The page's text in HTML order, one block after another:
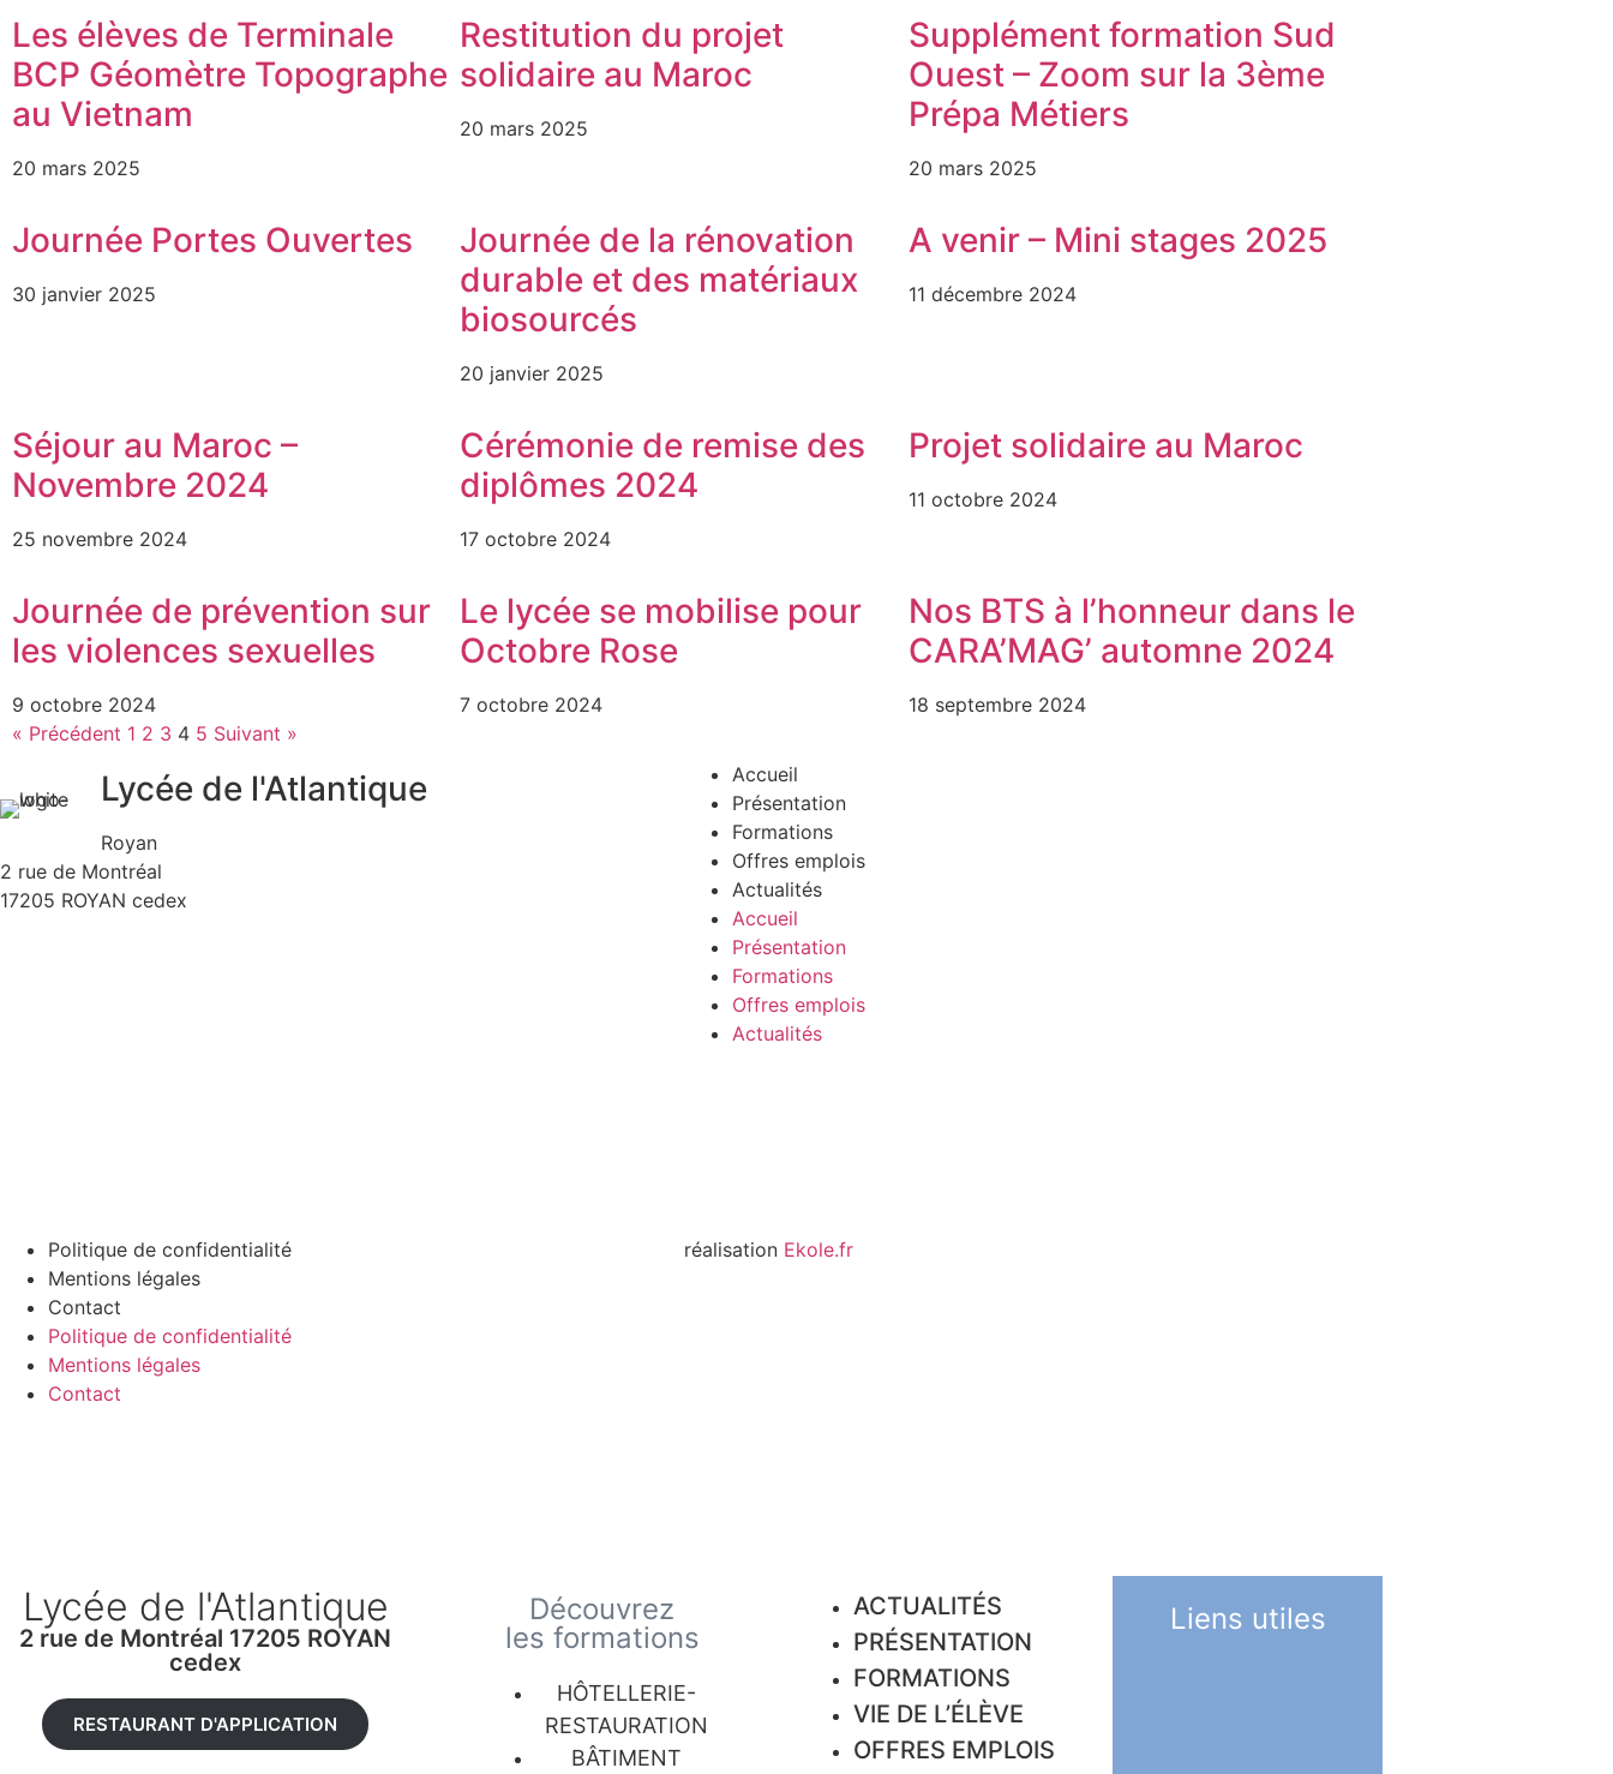
Les élèves de Terminale
BCP Géomètre Topographe
au Vietnam
20 mars 2025
Restitution du projet
solidaire au Maroc
20 mars 2025
Supplément formation Sud
Ouest – Zoom sur la 3ème
Prépa Métiers
20 mars 2025
Journée Portes Ouvertes
30 janvier 2025
Journée de la rénovation
durable et des matériaux
biosourcés
20 janvier 2025
A venir – Mini stages 2025
11 décembre 2024
Séjour au Maroc –
Novembre 2024
25 novembre 2024
Cérémonie de remise des
diplômes 2024
17 octobre 2024
Projet solidaire au Maroc
11 octobre 2024
Journée de prévention sur
les violences sexuelles
9 octobre 2024
Le lycée se mobilise pour
Octobre Rose
7 octobre 2024
Nos BTS à l’honneur dans le
CARA’MAG’ automne 2024
18 septembre 2024
« Précédent 1 2 3 4 5 Suivant »
Lycée de l'Atlantique
Royan
2 rue de Montréal
17205 ROYAN cedex
Accueil
Présentation
Formations
Offres emplois
Actualités
Accueil
Présentation
Formations
Offres emplois
Actualités
Politique de confidentialité
Mentions légales
Contact
Politique de confidentialité
Mentions légales
Contact
réalisation Ekole.fr
Lycée de l'Atlantique
2 rue de Montréal 17205 ROYAN
cedex
RESTAURANT D'APPLICATION
Découvrez
les formations
HÔTELLERIE-
RESTAURATION
BÂTIMENT
ACTUALITÉS
PRÉSENTATION
FORMATIONS
VIE DE L’ÉLÈVE
OFFRES EMPLOIS
Liens utiles